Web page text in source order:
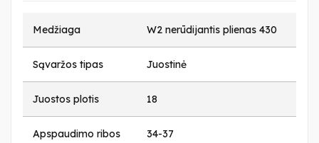
Medžiaga W2 nerūdijantis plienas 430
Sąvaržos tipas Juostinė
Juostos plotis 18
Apspaudimo ribos 34-37